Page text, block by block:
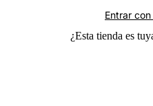
Entrar
¿Esta tienda es